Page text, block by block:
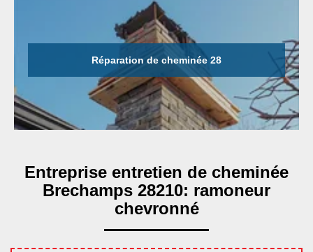
Réparation de cheminée 28
Entreprise entretien de cheminée
Brechamps 28210: ramoneur
chevronné